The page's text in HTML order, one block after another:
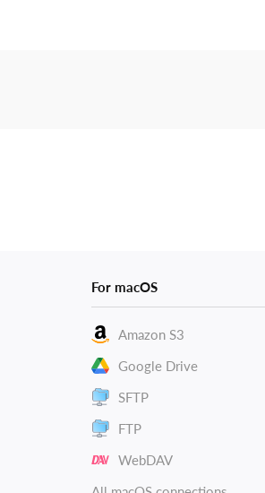
For macOS
Amazon S3
Google Drive
SFTP
FTP
WebDAV